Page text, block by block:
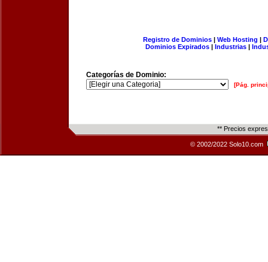
Registro de Dominios| Web Hosting |
Dominios Expirados | Industrias |
Categorías de Dominio:
[Pág.
** Precios
© 2002/2022 Solo10.com